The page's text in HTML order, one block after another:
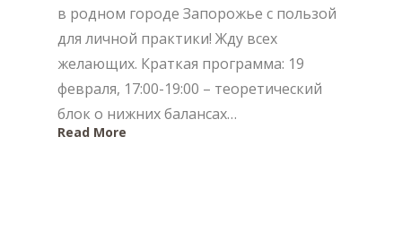
в родном городе Запорожье с пользой
для личной практики! Жду всех
желающих. Краткая программа: 19
февраля, 17:00-19:00 – теоретический
блок о нижних балансах…
Read More